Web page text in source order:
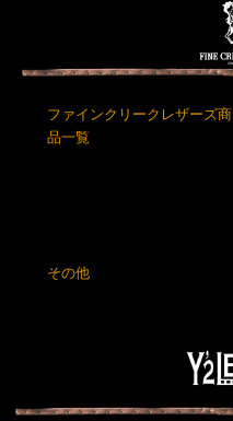
ファインクリークレザーズ商
品一覧
その他